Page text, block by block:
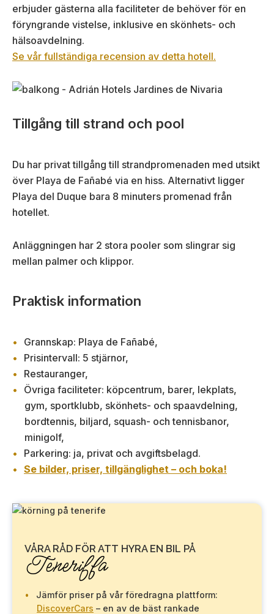
erbjuder gästerna alla faciliteter de behöver för en
föryngrande vistelse, inklusive en skönhets- och
hälsoavdelning.
Se vår fullständiga recension av detta hotell.
Tillgång till strand och pool
Du har privat tillgång till strandpromenaden med utsikt
över Playa de Fañabé via en hiss. Alternativt ligger
Playa del Duque bara 8 minuters promenad från
hotellet.
Anläggningen har 2 stora pooler som slingrar sig
mellan palmer och klippor.
Praktisk information
Grannskap: Playa de Fañabé,
Prisintervall: 5 stjärnor,
Restauranger,
Övriga faciliteter: köpcentrum, barer, lekplats,
gym, sportklubb, skönhets- och spaavdelning,
bordtennis, biljard, squash- och tennisbanor,
minigolf,
Parkering: ja, privat och avgiftsbelagd.
Se bilder, priser, tillgänglighet – och boka!
VÅRA RÅD FÖR ATT HYRA EN BIL PÅ
Teneriffa
Jämför priser på vår föredragna plattform:
DiscoverCars – en av de bäst rankade